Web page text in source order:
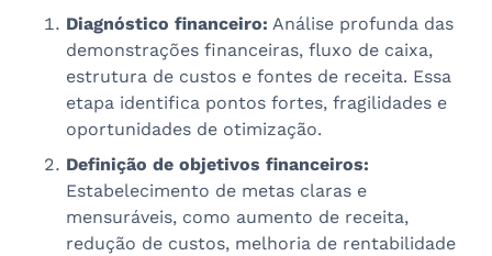
Diagnóstico financeiro: Análise profunda das
demonstrações financeiras, fluxo de caixa,
estrutura de custos e fontes de receita. Essa
etapa identifica pontos fortes, fragilidades e
oportunidades de otimização.
Definição de objetivos financeiros:
Estabelecimento de metas claras e
mensuráveis, como aumento de receita,
redução de custos, melhoria de rentabilidade